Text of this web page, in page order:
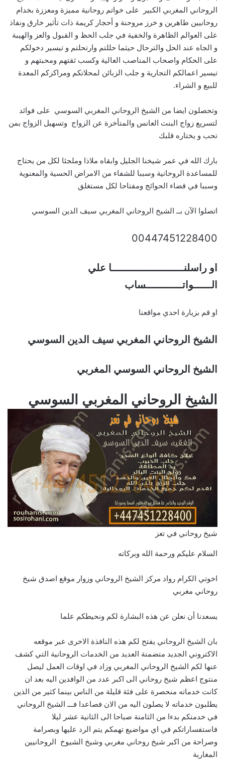
الروحاني المغربي الكبير على خواتم روحانية مميزة ومعززة بخدام
روحانيين طاهرين و خرز مروحنة و أحجار كريمة ذات تأثير خارق ونفاذ
على العوالم الظاهرة والخفية في جلب الحظ و القبول والعز والهيبة
و الجاه عند الحل والترحال حيثما حللتم وارتحلتم و تيسير دخولكم
على الحكام واصحاب المناصب العالية وكسب ثقتهم ومحبتهم و
تيسير اعمالكم التجارية و جلب الزبائن لمحلاتكم ومراكزكم المعدة
للبيع و الشراء.
وتحصلون ايضا من الشيخ الروحاني المغربي السوسي على فوائد
لتسريع زواج البنت العانس والمتأخرة عن الزواج وتسهيل الزواج بمن
تحب و يختاره قلبك
بارك الله في عمر شيخنا الجليل وابقاه ملاذا وملجئا لكل من يحتاج
للمساعدة الروحانية وسببا للشفاء من الامراض الحسية والمعنوية
وسببا في قضاء الحوائج ومفتاحا لكل مستغلق
اتصلوا الآن بــ الشيخ الروحاني المغربي سيف الدين السوسي
00447451228400
او راسلنــــــــــــــــــــــــا علي
الــــــواتــــــــــــساب
او قم بزيارة احدي مواقعنا
الشيخ الروحاني المغربي سيف الدين السوسي
الشيخ الروحاني السوسي المغربي
الشيخ الروحاني المغربي السوسي
شيخ روحاني في تعز
السلام عليكم ورحمة الله وبركاته
اخوتي الكرام رواد مركز الشيخ الروحاني وزوار موقع اصدق شيخ
روحاني مغربي
يسعدنا أن نعلن عن هذه البشارة لكم ونحيطكم علما
بان الشيخ الروحاني يفتح لكم هذه النافذة الاخرى عبر موقعه
الاكتروني الجديد متضمنة العديد من الخدمات الروحانية التي كشف
عنها لكم الشيخ الروحاني المغربي وزاد في اوقات العمل ليصل
منتوج اعظم شيخ روحاني الى اكبر عدد من الوافدين اليه بعد ان
كانت خدماته منحصرة على فئة قليلة من الناس بينما كثير من الذين
يطلبون خدماته لا يصلون اليه من الان فصاعدا فـــ الشيخ الروحاني
في خدمتكم بدءا من الثامنة صباحا الى الثانية عشر ليلا
فاستفساراتكم في اي مواضيع تهمكم يتم الرد عليها وبصرامة
وصراحة من اكبر شيخ روحاني مغربي وشيخ الشيوخ الروحانيين
المغاربة